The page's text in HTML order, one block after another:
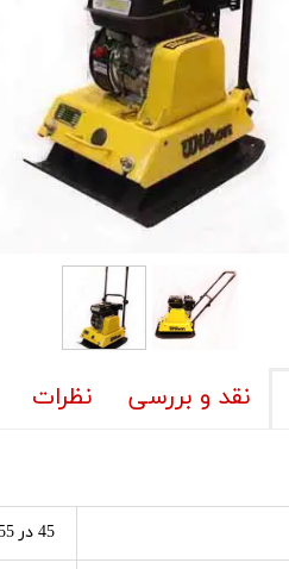
نقد و بررسی نظرات
45 در 55